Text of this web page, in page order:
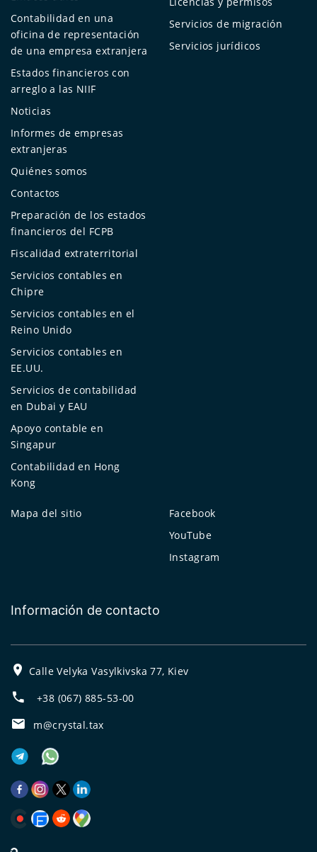
Contabilidad en una
oficina de representación
de una empresa extranjera
Estados financieros con
arreglo a las NIIF
Noticias
Informes de empresas
extranjeras
Quiénes somos
Contactos
Preparación de los estados
financieros del FCPB
Fiscalidad extraterritorial
Servicios contables en
Chipre
Servicios contables en el
Reino Unido
Servicios contables en
EE.UU.
Servicios de contabilidad
en Dubai y EAU
Apoyo contable en
Singapur
Contabilidad en Hong
Kong
Servicios de migración
Servicios jurídicos
Mapa del sitio
Facebook
YouTube
Instagram
Información de contacto
Calle Velyka Vasylkivska 77, Kiev
+38 (067) 885-53-00
m@crystal.tax